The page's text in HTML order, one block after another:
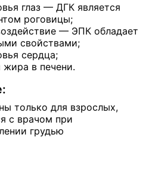
глаз — ДГК является
роговицы;
— ЭПК обладает
свойствами;
сердца;
в печени.
только для взрослых,
с врачом при
грудью